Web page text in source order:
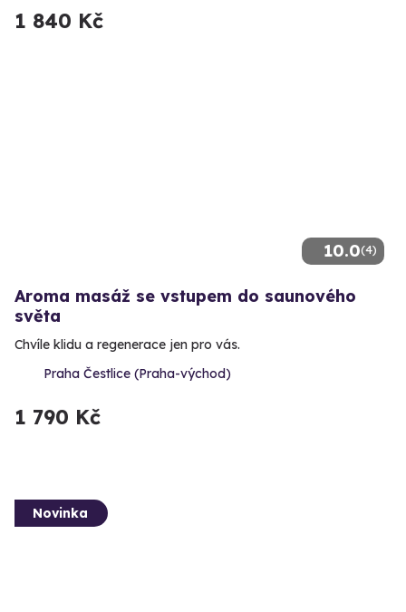
1 840 Kč
10.0(4)
Aroma masáž se vstupem do saunového
světa
Chvíle klidu a regenerace jen pro vás.
Praha Čestlice (Praha-východ)
1 790 Kč
Novinka